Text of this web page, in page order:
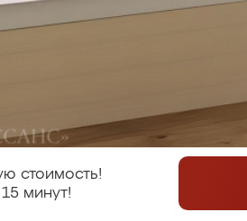
стоимость!
минут!